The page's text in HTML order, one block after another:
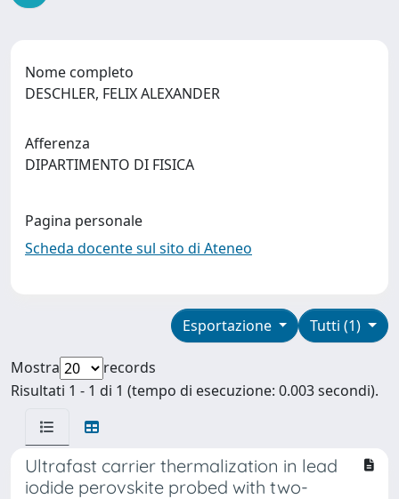
Nome completo
DESCHLER, FELIX ALEXANDER
Afferenza
DIPARTIMENTO DI FISICA
Pagina personale
Scheda docente sul sito di Ateneo
Tutti (1)
Esportazione
Mostra
records
Risultati 1 - 1 di 1 (tempo di esecuzione: 0.003 secondi).
Ultrafast carrier thermalization in lead
iodide perovskite probed with two-